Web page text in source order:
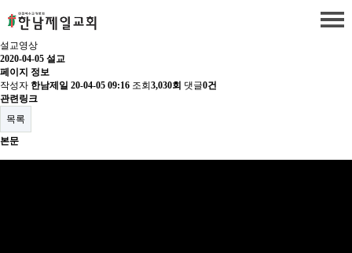
설교영상
2020-04-05 설교
페이지 정보
작성자 한남제일 20-04-05 09:16 조회 3,030회 댓글0건
관련링크
목록
본문